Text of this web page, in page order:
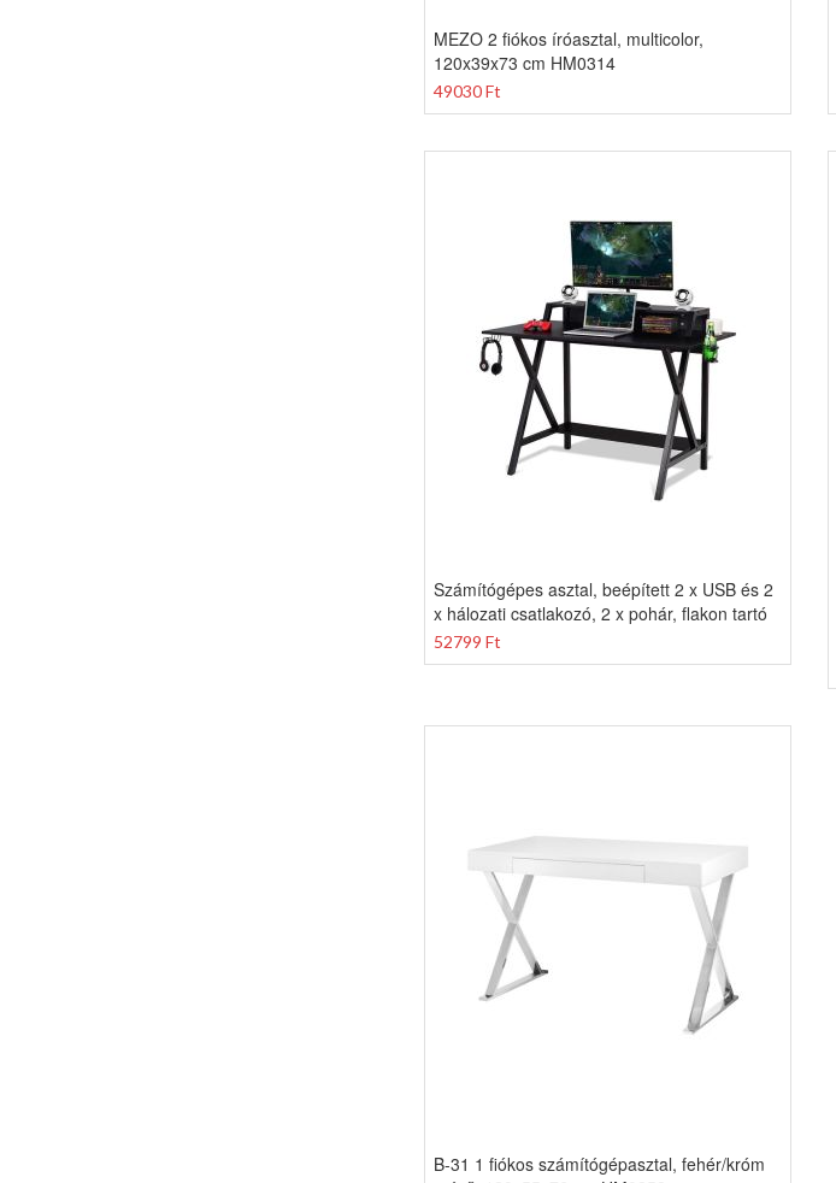
MEZO 2 fiókos íróasztal, multicolor,
120x39x73 cm HM0314
49030 Ft
Számítógépes asztal, beépített 2 x USB és 2
x hálozati csatlakozó, 2 x pohár, flakon tartó
52799 Ft
B-31 1 fiókos számítógépasztal, fehér/króm